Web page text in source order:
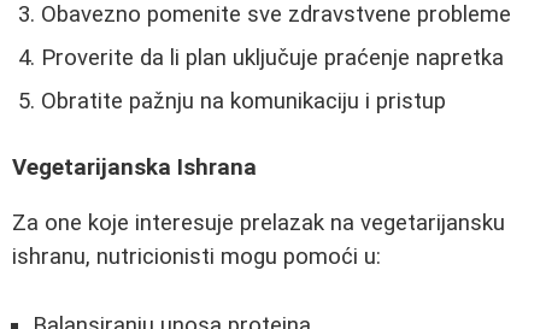
Obavezno pomenite sve zdravstvene probleme
Proverite da li plan uključuje praćenje napretka
Obratite pažnju na komunikaciju i pristup
Vegetarijanska Ishrana
Za one koje interesuje prelazak na vegetarijansku
ishranu, nutricionisti mogu pomoći u: